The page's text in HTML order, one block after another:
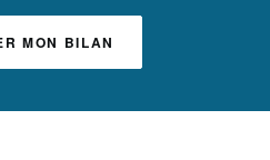
MON BILAN